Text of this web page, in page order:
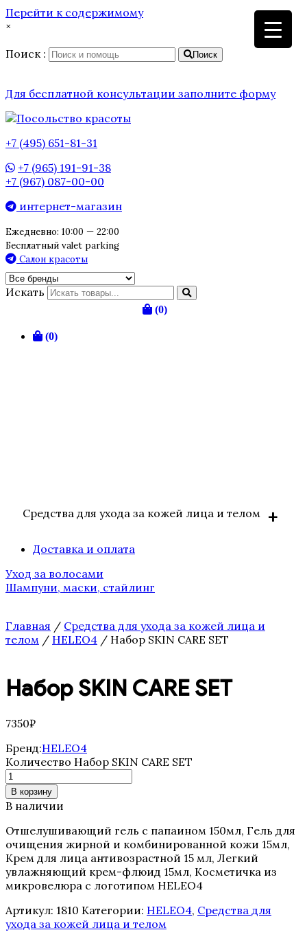
Перейти к содержимому
×
Поиск :
Поиск
Для бесплатной консультации заполните форму
+7 (495) 651-81-31
+7 (965) 191-91-38
+7 (967) 087-00-00
интернет-магазин
Ежедневно: 10:00 — 22:00
Бесплатный valet parking
Салон красоты
Искать
(0)
(0)
Средства для ухода за кожей лица и телом
средства
Завершающие сыворотки
Лосьоны
Основные кремы для лица
СРЕДСТВА ПО УХОДУ ЗА ТЕЛОМ
Кремы
СРЕДСТВА ПО УХОДУ ЗА ТЕЛОМ
Эксофолиирующие средства
Сыворотки основные
Тональные сыворотки
Целенаправленные сыворотки
CHOLLEY
Для беременных
Для контура глаз
Доставка и оплата
Уход за волосами
Шампуни, маски, стайлинг
Главная / Средства для ухода за кожей лица и
телом / HELEO4 / Набор SKIN CARE SET
Набор SKIN CARE SET
7350₽
Бренд:HELEO4
Количество Набор SKIN CARE SET
В корзину
В наличии
Отшелушивающий гель с папаином 150мл, Гель для
очищения жирной и комбинированной кожи 15мл,
Крем для лица антивозрастной 15 мл, Легкий
увлажняющий крем-флюид 15мл, Косметичка из
микровелюра с логотипом HELEO4
Артикул: 1810 Категории: HELEO4, Средства для
ухода за кожей лица и телом